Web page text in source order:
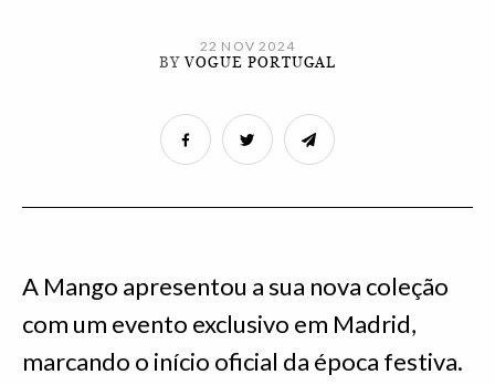
22 NOV 2024
BYVOGUE PORTUGAL
A Mango apresentou a sua nova coleção
com um evento exclusivo em Madrid,
marcando o início oficial da época festiva.